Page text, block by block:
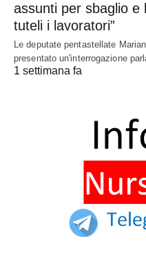
assunti per sbaglio e
tuteli i lavoratori”
Le deputate pentastellate
presentato un'interrogazione
1 settimana fa